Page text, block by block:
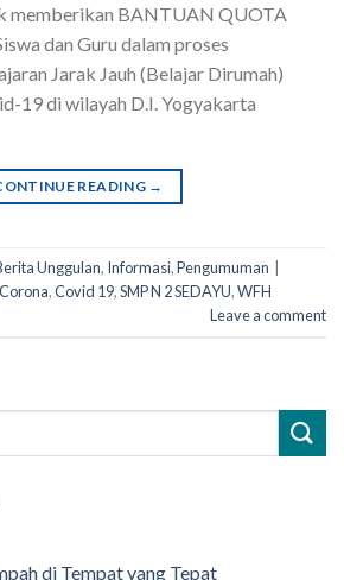
memberikan BANTUAN QUOTA
dan Guru dalam proses
Jarak Jauh (Belajar Dirumah)
19 di wilayah D.I. Yogyakarta
READING →
Unggulan, Informasi,Pengumuman
Corona,Covid 19,SMP N 2 SEDAYU,WFH
Leave a comment
di Tempat yang Tepat